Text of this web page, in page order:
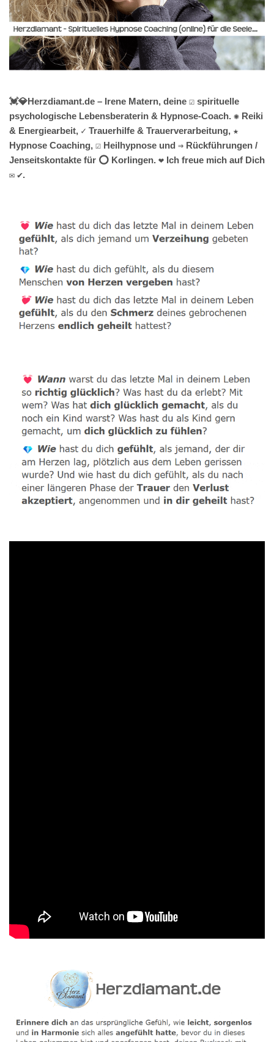
💓️💎Herzdiamant.de – Irene Matern, deine ☑️ spirituelle
psychologische Lebensberaterin & Hypnose-Coach. ✺ Reiki
& Energiearbeit, ✓ Trauerhilfe & Trauerverarbeitung, ★
Hypnose Coaching, ☑️ Heilhypnose und ⇒ Rückführungen /
Jenseitskontakte für ⭕ Korlingen. ❤ Ich freue mich auf Dich
✉ ✔.